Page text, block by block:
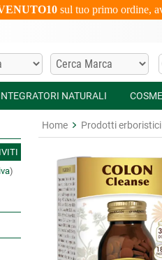
sul tuo primo ordine,
NATURALI
)
Home Prodotti erboristici